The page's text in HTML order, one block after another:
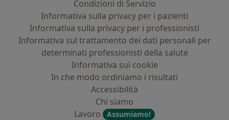
Condizioni di Servizio
Informativa sulla privacy per i pazienti
Informativa sulla privacy per i professionisti
Informativa sul trattamento dei dati personali per
determinati professionisti della salute
Informativa sui cookie
In che modo ordiniamo i risultati
Accessibilità
Chi siamo
Lavoro
Assumiamo!